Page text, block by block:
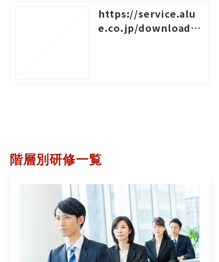
https://service.alu
e.co.jp/download/3
階層別研修一覧